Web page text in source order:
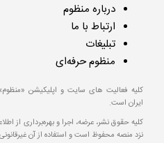
درباره منظوم
ارتباط با ما
تبلیغات
منظوم حرفه‌ای
کلیه فعالیت های سایت و اپلیکیشن
ایران است.
کلیه حقوق نشر، عرضه، اجرا و بهره‌برداری از
نزد منصه محفوظ است و استفاده از آن